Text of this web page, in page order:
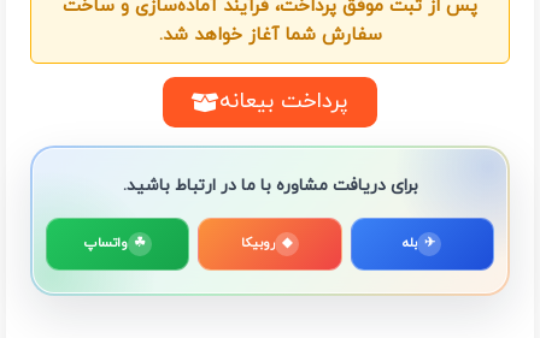
پس از ثبت موفق پرداخت، فرآیند آماده‌سازی و ساخت
سفارش شما آغاز خواهد شد.
پرداخت بیعانه
برای دریافت مشاوره با ما در ارتباط باشید.
✈ بله ◆ روبیکا ☘ واتساپ